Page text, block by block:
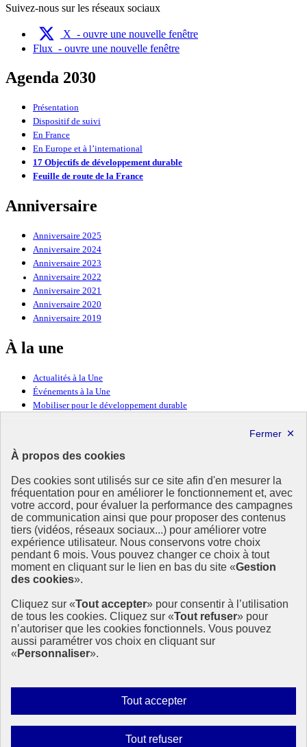
À propos des cookies
Des cookies sont utilisés sur ce site afin d'en mesurer la
fréquentation pour en améliorer le fonctionnement et, avec
votre accord, pour évaluer la performance des campagnes
de communication ainsi que pour proposer des contenus
tiers (vidéos, réseaux sociaux...) pour améliorer votre
expérience utilisateur. Nous conservons votre choix
pendant 6 mois. Vous pouvez changer ce choix à tout
moment en cliquant sur le lien en bas du site «Gestion
des cookies».
Cliquez sur «Tout accepter» pour consentir à l’utilisation
de tous les cookies. Cliquez sur «Tout refuser» pour
n’autoriser que les cookies fonctionnels. Vous pouvez
aussi paramétrer vos choix en cliquant sur
« Personnaliser».
Tout accepterAutoriser
tous
Tout refuserInterdire
Suivez-nous sur les réseaux sociaux
X - ouvre une nouvelle fenêtre
Flux - ouvre une nouvelle fenêtre
Agenda 2030
Présentation
Dispositif de suivi
En France
En Europe et à l’international
17 Objectifs de développement durable
Feuille de route de la France
Anniversaire
Anniversaire 2025
Anniversaire 2024
Anniversaire 2023
Anniversaire 2022
Anniversaire 2021
Anniversaire 2020
Anniversaire 2019
À la une
Actualités à la Une
Événements à la Une
Mobiliser pour le développement durable
Ressources
Ressources
La Méth’ODD
Gouvernement
Ce site propose l’information de référence concernant l’Agenda
2030 et la feuille de route de la France. Il valorise la mobilisation de
tous les acteurs.
info.gouv.fr- ouvre une nouvelle fenêtre
service-public.fr - ouvre une nouvelle fenêtre
legifrance.gouv.fr- ouvre une nouvelle fenêtre
data.gouv.fr- ouvre une nouvelle fenêtre
Plan du site
Mentions légales
Contact